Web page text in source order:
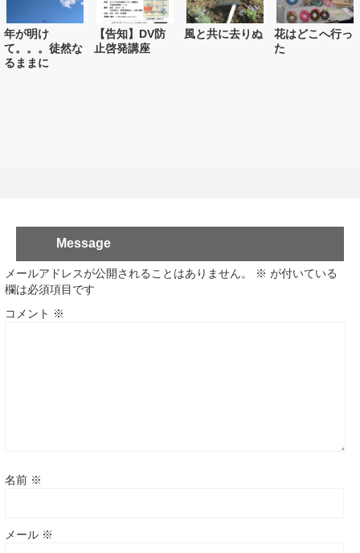
年が明け
て。。。徒然な
るままに
【告知】DV防
止啓発講座
風と共に去りぬ
花はどこへ行っ
た
Message
メールアドレスが公開されることはありません。 ※ が付いている
欄は必須項目です
コメント ※
名前 ※
メール ※